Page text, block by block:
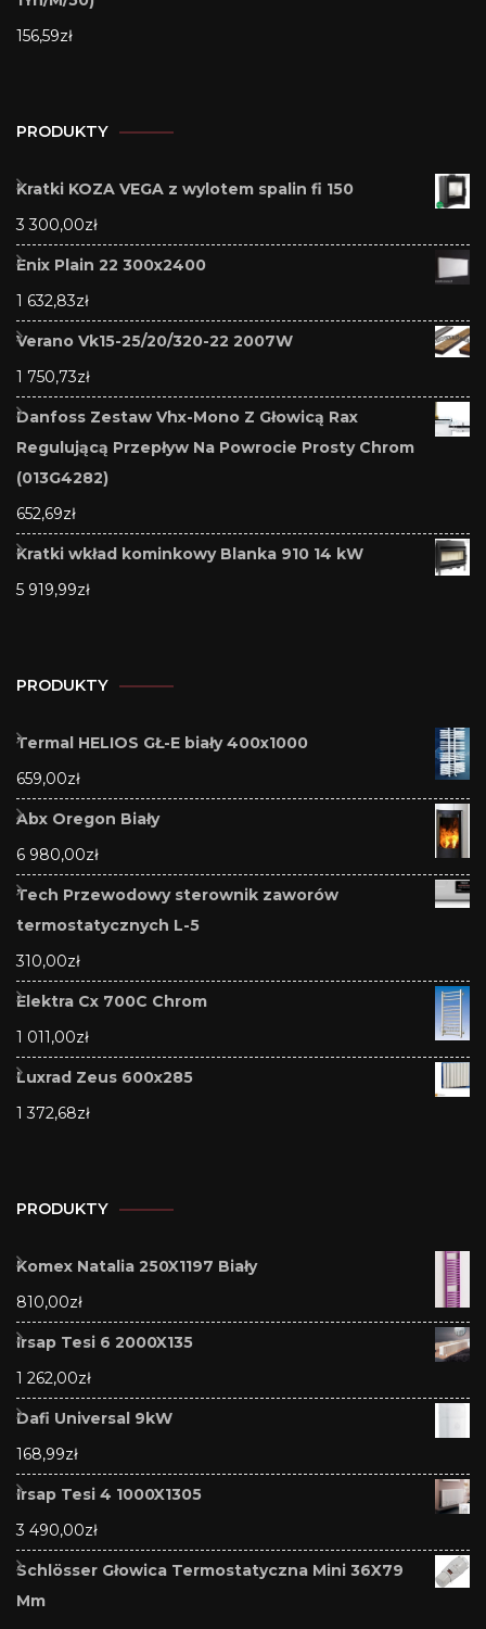
156,59zł
PRODUKTY
Kratki KOZA VEGA z wylotem spalin fi 150
3 300,00zł
Enix Plain 22 300x2400
1 632,83zł
Verano Vk15-25/20/320-22 2007W
1 750,73zł
Danfoss Zestaw Vhx-Mono Z Głowicą Rax
Regulującą Przepływ Na Powrocie Prosty Chrom
(013G4282)
652,69zł
Kratki wkład kominkowy Blanka 910 14 kW
5 919,99zł
PRODUKTY
Termal HELIOS GŁ-E biały 400x1000
659,00zł
Abx Oregon Biały
6 980,00zł
Tech Przewodowy sterownik zaworów
termostatycznych L-5
310,00zł
Elektra Cx 700C Chrom
1 011,00zł
Luxrad Zeus 600x285
1 372,68zł
PRODUKTY
Komex Natalia 250X1197 Biały
810,00zł
Irsap Tesi 6 2000X135
1 262,00zł
Dafi Universal 9kW
168,99zł
Irsap Tesi 4 1000X1305
3 490,00zł
Schlösser Głowica Termostatyczna Mini 36X79
Mm